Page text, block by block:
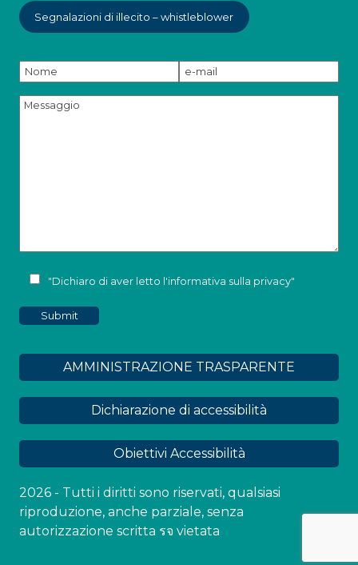
Segnalazioni di illecito – whistleblower
"Dichiaro di aver letto l'informativa sulla privacy"
AMMINISTRAZIONE TRASPARENTE
Dichiarazione di accessibilità
Obiettivi Accessibilità
2026 - Tutti i diritti sono riservati, qualsiasi
riproduzione, anche parziale, senza
autorizzazione scritta รจ vietata